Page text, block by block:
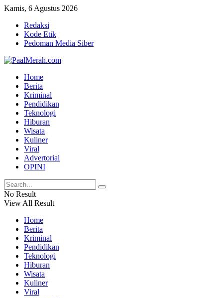
Kamis, 6 Agustus 2026
Redaksi
Kode Etik
Pedoman Media Siber
Home
Berita
Kriminal
Pendidikan
Teknologi
Hiburan
Wisata
Kuliner
Viral
Advertorial
OPINI
No Result
View All Result
Home
Berita
Kriminal
Pendidikan
Teknologi
Hiburan
Wisata
Kuliner
Viral